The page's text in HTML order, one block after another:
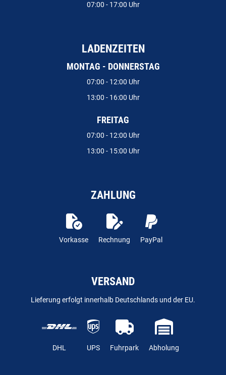
07:00 - 17:00 Uhr
LADENZEITEN
MONTAG - DONNERSTAG
07:00 - 12:00 Uhr
13:00 - 16:00 Uhr
FREITAG
07:00 - 12:00 Uhr
13:00 - 15:00 Uhr
ZAHLUNG
Vorkasse Rechnung PayPal
VERSAND
Lieferung erfolgt innerhalb Deutschlands und der EU.
DHL UPS Fuhrpark Abholung